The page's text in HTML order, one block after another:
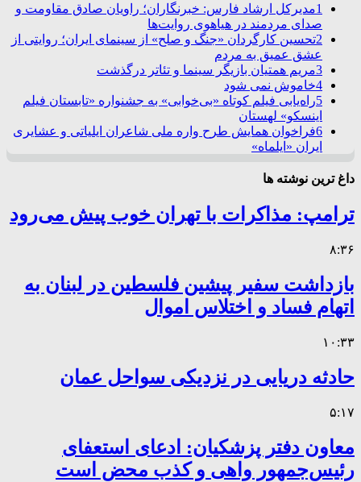
1مدیرکل ارشاد فارس: خبرنگاران؛ راویان صادق مقاومت و
صدای مردمند در هیاهوی روایت‌ها
2تحسین کارگردان «جنگ و صلح» از سینمای ایران؛ روایتی از
عشق عمیق به مردم
3مریم همتیان بازیگر سینما و تئاتر درگذشت
4خاموش نمی شود
5راه‌یابی فیلم کوتاه «بی‌خوابی» به جشنواره «تابستان فیلم
اینسکو» لهستان
6فراخوان همایش طرح واره ملی شاعران ایلیاتی و عشایری
ایران «ایلماه»
داغ ترین نوشته ها
ترامپ: مذاکرات با تهران خوب پیش می‌رود
۸:۳۶
بازداشت سفیر پیشین فلسطین در لبنان به
اتهام فساد و اختلاس اموال
۱۰:۳۳
حادثه دریایی در نزدیکی سواحل عمان
۵:۱۷
معاون دفتر پزشکیان: ادعای استعفای
رئیس‌جمهور واهی و کذب محض است